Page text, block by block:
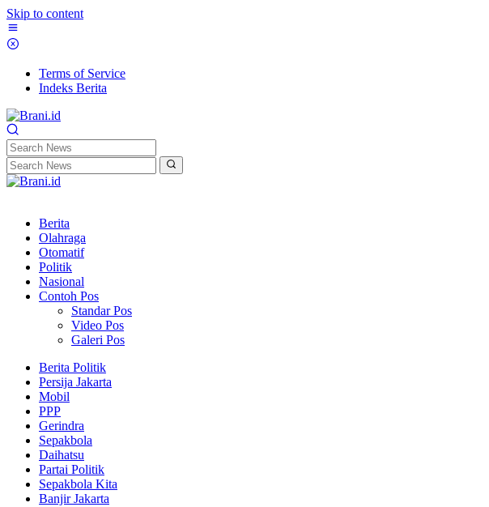
Skip to content
Terms of Service
Indeks Berita
Berita
Olahraga
Otomatif
Politik
Nasional
Contoh Pos
Standar Pos
Video Pos
Galeri Pos
Berita Politik
Persija Jakarta
Mobil
PPP
Gerindra
Sepakbola
Daihatsu
Partai Politik
Sepakbola Kita
Banjir Jakarta